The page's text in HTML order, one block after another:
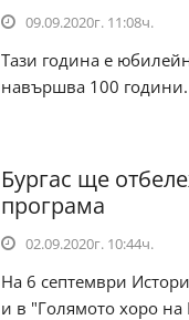
09.09.2020г. 11:08ч.
Тази година е
навършва 100
Бургас ще
програма
02.09.2020г. 10:44ч.
На 6 септември
и в "Голямото хоро на